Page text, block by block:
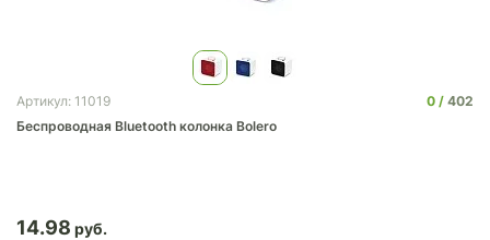
Артикул: 11019 0
402
Беспроводная Bluetooth колонка Bolero
14.98